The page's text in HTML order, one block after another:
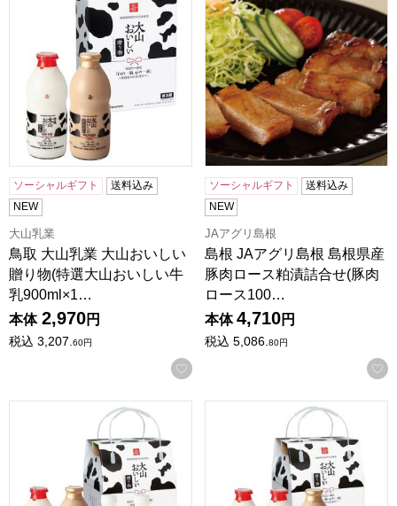
ソーシャルギフト
送料込み
NEW
大山乳業
鳥取 大山乳業 大山おいしい
贈り物(特選大山おいしい牛
乳900ml×1…
本体 2,970円
税込 3,207.60円
お気に入りに登録する
ソーシャルギフト
送料込み
NEW
JAアグリ島根
島根 JAアグリ島根 島根県産
豚肉ロース粕漬詰合せ(豚肉
ロース100…
本体 4,710円
税込 5,086.80円
鳥取 大山乳業 大山おいしいギフトミルク＆のむヨーグル
鳥取 大山乳業 大山おいしい